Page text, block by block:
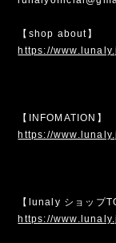
【shop about】
https://
【INFOMATION】
https://
【lunaly ショップ
https://